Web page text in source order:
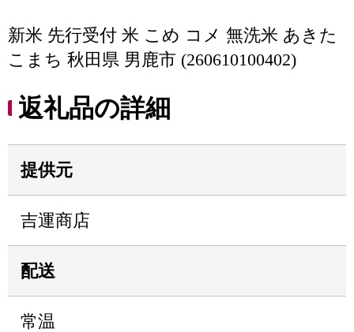
新米 先行受付 米 こめ コメ 無洗米 あきた
こまち 秋田県 男鹿市 (260610100402)
返礼品の詳細
提供元
吉運商店
配送
常温